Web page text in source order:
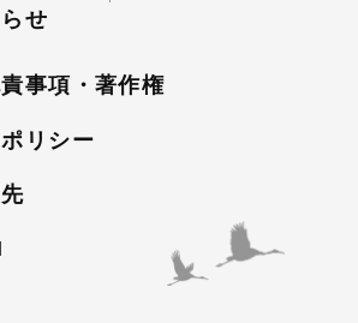
せ
事項・著作権
リシー